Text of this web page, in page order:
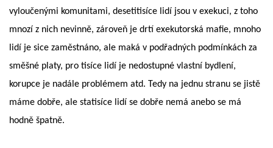
vyloučenými komunitami, desetitisíce lidí jsou v exekuci, z toho
mnozí z nich nevinně, zároveň je drtí exekutorská mafie, mnoho
lidí je sice zaměstnáno, ale maká v podřadných podmínkách za
směšné platy, pro tisíce lidí je nedostupné vlastní bydlení,
korupce je nadále problémem atd. Tedy na jednu stranu se jistě
máme dobře, ale statisíce lidí se dobře nemá anebo se má
hodně špatně.